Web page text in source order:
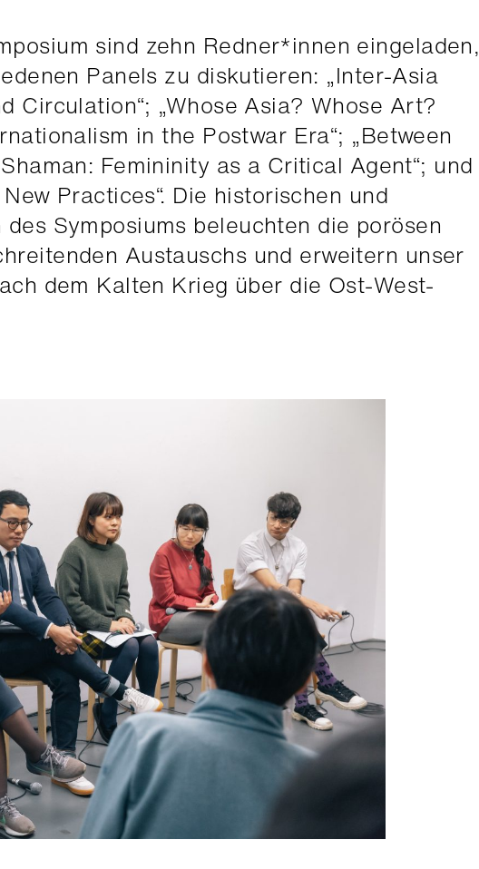
sind zehn Redner*innen eingeladen,
Panels zu diskutieren: „Inter-Asia
Circulation“; „Whose Asia? Whose Art?
in the Postwar Era“; „Between
Femininity as a Critical Agent“; und
Practices“. Die historischen und
Symposiums beleuchten die porösen
Austauschs und erweitern unser
dem Kalten Krieg über die Ost-West-